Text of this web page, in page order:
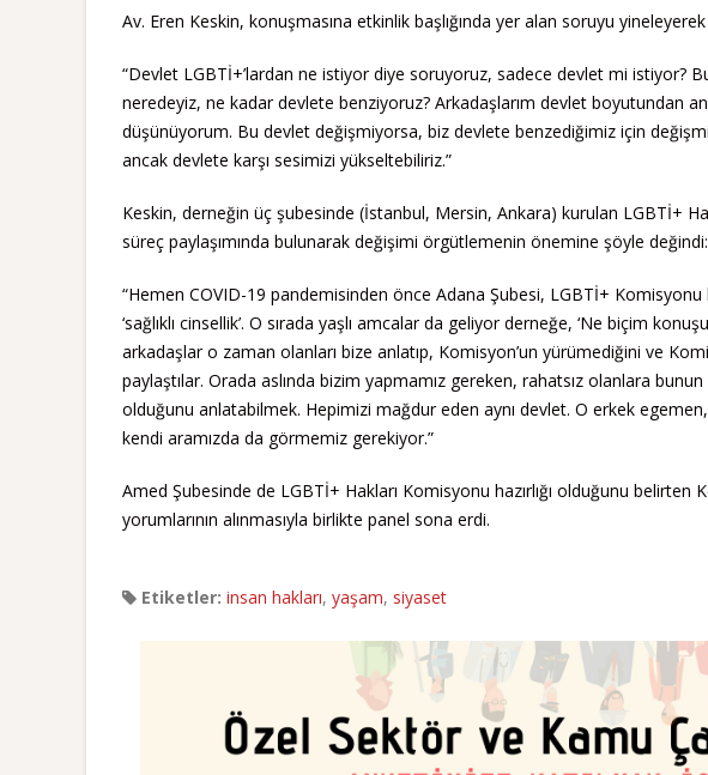
Av. Eren Keskin, konuşmasına etkinlik başlığında yer alan soruyu
“Devlet LGBTİ+’lardan ne istiyor diye soruyoruz, sadece devlet mi istiyor?
neredeyiz, ne kadar devlete benziyoruz? Arkadaşlarım devlet boyutundan
düşünüyorum. Bu devlet değişmiyorsa, biz devlete benzediğimiz için
ancak devlete karşı sesimizi yükseltebiliriz.”
Keskin, derneğin üç şubesinde (İstanbul, Mersin, Ankara) kurulan LGBTİ+
süreç paylaşımında bulunarak değişimi örgütlemenin önemine şöyle değindi:
“Hemen COVID-19 pandemisinden önce Adana Şubesi, LGBTİ+
‘sağlıklı cinsellik’. O sırada yaşlı amcalar da geliyor derneğe, ‘Ne biçim
arkadaşlar o zaman olanları bize anlatıp, Komisyon’un yürümediğini ve
paylaştılar. Orada aslında bizim yapmamız gereken, rahatsız olanlara
olduğunu anlatabilmek. Hepimizi mağdur eden aynı devlet. O erkek
kendi aramızda da görmemiz gerekiyor.”
Amed Şubesinde de LGBTİ+ Hakları Komisyonu hazırlığı olduğunu belirten
yorumlarının alınmasıyla birlikte panel sona erdi.
Etiketler: insan hakları, yaşam, siyaset